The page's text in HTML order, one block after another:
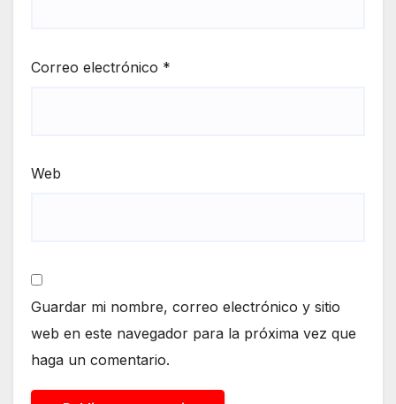
Correo electrónico *
Web
Guardar mi nombre, correo electrónico y sitio
web en este navegador para la próxima vez que
haga un comentario.